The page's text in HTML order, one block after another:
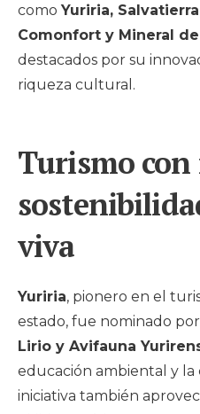
como Yuriria,
Comonfort y Mineral
destacados por su
riqueza cultural.
Turismo
viva
Yuriria, pionero en el
estado, fue nominado
Lirio y Avifauna
educación ambiental y la
iniciativa también